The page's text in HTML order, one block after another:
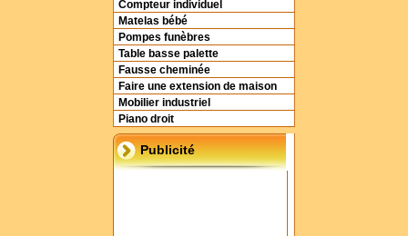
Compteur individuel
Matelas bébé
Pompes funèbres
Table basse palette
Fausse cheminée
Faire une extension de maison
Mobilier industriel
Piano droit
Publicité